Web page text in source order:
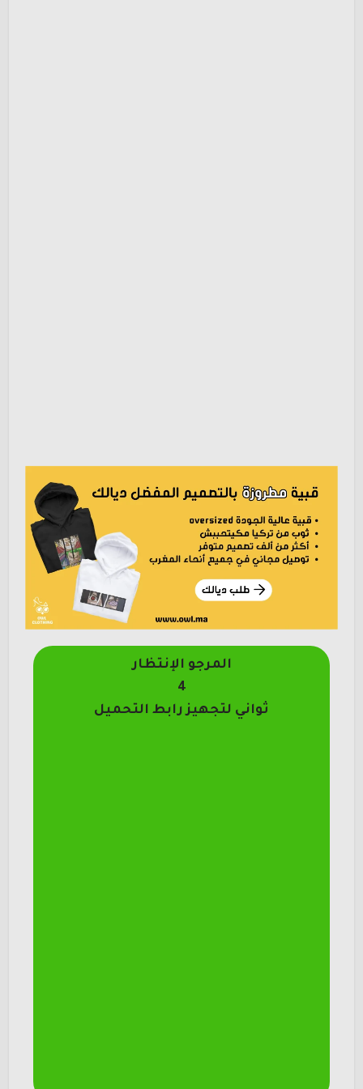
المرجو الإنتظار
4
ثواني لتجهيز رابط التحميل